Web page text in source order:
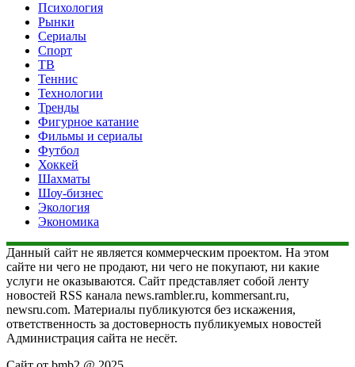
Психология
Рынки
Сериалы
Спорт
ТВ
Теннис
Технологии
Тренды
Фигурное катание
Фильмы и сериалы
Футбол
Хоккей
Шахматы
Шоу-бизнес
Экология
Экономика
Данный сайт не является коммерческим проектом. На этом
сайте ни чего не продают, ни чего не покупают, ни какие
услуги не оказываются. Сайт представляет собой ленту
новостей RSS канала news.rambler.ru, kommersant.ru,
newsru.com. Материалы публикуются без искажения,
ответственность за достоверность публикуемых новостей
Администрация сайта не несёт.